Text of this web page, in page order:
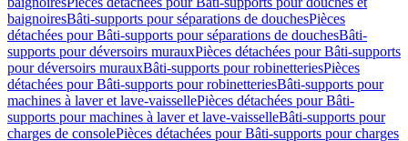
baignoiresBâti-supports pour séparations de douchesPièces
détachées pour Bâti-supports pour séparations de douchesBâti-
supports pour déversoirs murauxPièces détachées pour Bâti-supports
pour déversoirs murauxBâti-supports pour robinetteriesPièces
détachées pour Bâti-supports pour robinetteriesBâti-supports pour
machines à laver et lave-vaissellePièces détachées pour Bâti-
supports pour machines à laver et lave-vaisselleBâti-supports pour
charges de consolePièces détachées pour Bâti-supports pour charges